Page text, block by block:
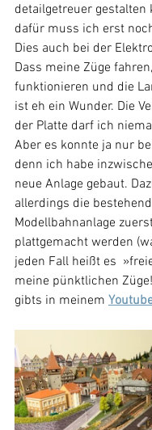
detailgetreuer gestalten
dafür muss ich erst
Dies auch bei der
Dass meine Züge
funktionieren und die
ist eh ein Wunder. Die
der Platte darf ich
Aber es konnte ja nur
denn ich habe
neue Anlage gebaut.
allerdings die
Modellbahnanlage
plattgemacht werden
jeden Fall heißt es
meine pünktlichen
gibts in meinem